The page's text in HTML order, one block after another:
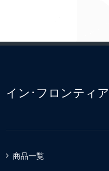
イン･フロンティア
商品一覧